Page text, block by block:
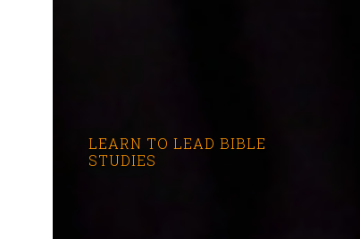
LEARN TO LEAD BIBLE
STUDIES